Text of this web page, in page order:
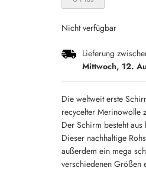
Nicht verfügbar
Lieferung
Mittwoch, 12.
Die weltweit erste
recycelter Merinowolle
Der Schirm besteht
Dieser nachhaltige
außerdem ein mega
verschiedenen Größen